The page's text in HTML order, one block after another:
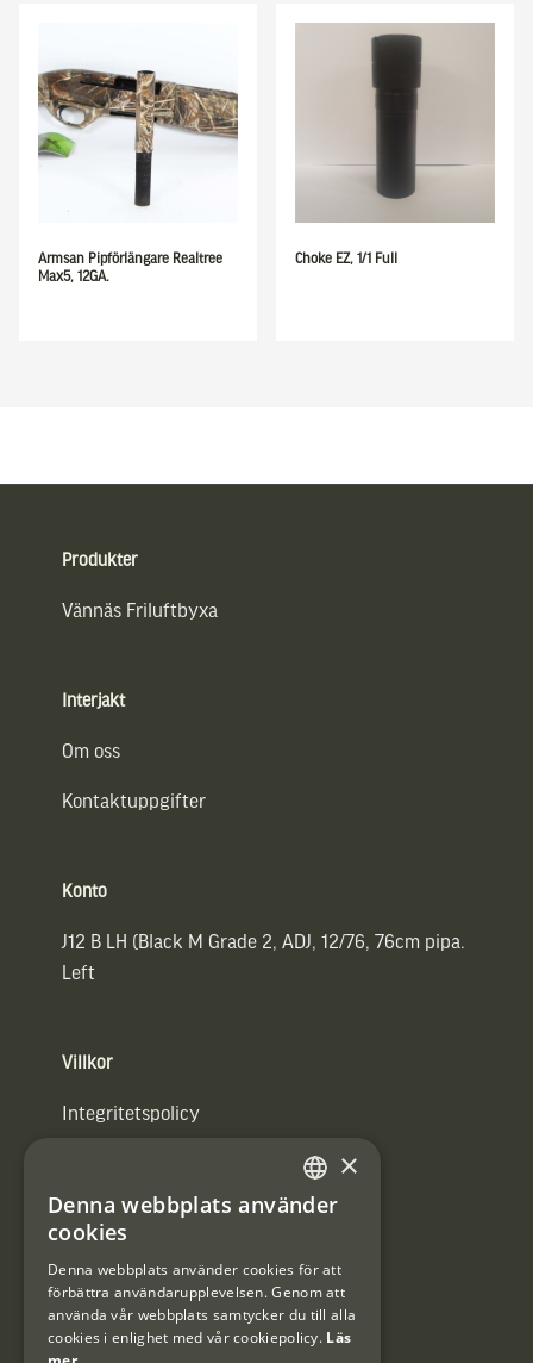
Armsan Pipförlängare Realtree
Max5, 12GA.
Choke EZ, 1/1 Full
Produkter
Vännäs Friluftbyxa
Interjakt
Om oss
Kontaktuppgifter
Konto
J12 B LH (Black M Grade 2, ADJ, 12/76, 76cm pipa.
Left
Villkor
Integritetspolicy
#Interjaktfamily
Kundklubb
Information om kundklubben.
SWEDISH
×
Denna webbplats använder
cookies
Denna webbplats använder cookies för att
förbättra användarupplevelsen. Genom att
använda vår webbplats samtycker du till alla
cookies i enlighet med vår cookiepolicy. Läs